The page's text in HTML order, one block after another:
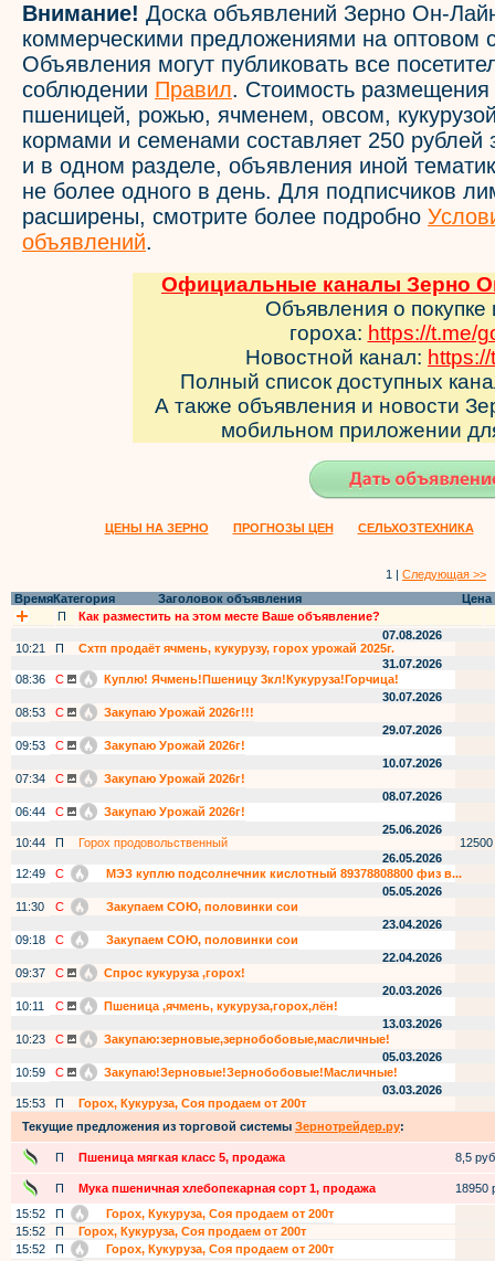
Внимание! Доска объявлений Зерно Он-
коммерческими предложениями на оптовом
Объявления могут публиковать все
соблюдении Правил. Стоимость
пшеницей, рожью, ячменем, овсом,
кормами и семенами составляет 250 рублей
и в одном разделе, объявления иной
не более одного в день. Для подписчиков
расширены, смотрите более подробно
объявлений.
Официальные каналы Зерно
Объявления о
гороха: https://t.me/
Новостной канал:
Полный список доступных
А также объявления и новости
мобильном приложении
ЦЕНЫ НА ЗЕРНО ПРОГНОЗЫ ЦЕН СЕЛЬХОЗТЕХНИКА
1 | Следующая >>
ВремяКатегория Заголовок объявления
Цена
П
Как разместить на этом месте Ваше объявление?
07.08.2026
10:21
П
Схтп продаёт ячмень, кукурузу, горох урожай 2025г.
31.07.2026
08:36
С
Куплю! Ячмень!Пшеницу 3кл!Кукуруза!Горчица!
30.07.2026
08:53
С
Закупаю Урожай 2026г!!!
29.07.2026
09:53
С
Закупаю Урожай 2026г!
10.07.2026
07:34
С
Закупаю Урожай 2026г!
08.07.2026
06:44
С
Закупаю Урожай 2026г!
25.06.2026
10:44
П Горох продовольственный
12500
26.05.2026
12:49
С
МЭЗ куплю подсолнечник кислотный 89378808800 физ в...
05.05.2026
11:30
С
Закупаем СОЮ, половинки сои
23.04.2026
09:18
С
Закупаем СОЮ, половинки сои
22.04.2026
09:37
С
Спрос кукуруза ,горох!
20.03.2026
10:11
С
Пшеница ,ячмень, кукуруза,горох,лён!
13.03.2026
10:23
С
Закупаю:зерновые,зернобобовые,масличные!
05.03.2026
10:59
С
Закупаю!Зерновые!Зернобобовые!Масличные!
03.03.2026
15:53
П
Горох, Кукуруза, Соя продаем от 200т
Текущие предложения из торговой системы Зернотрейдер.ру:
П Пшеница мягкая класс 5, продажа 8,5
П Мука пшеничная хлебопекарная сорт 1, продажа
18950
15:52
П
Горох, Кукуруза, Соя продаем от 200т
15:52
П
Горох, Кукуруза, Соя продаем от 200т
15:52
П
Горох, Кукуруза, Соя продаем от 200т